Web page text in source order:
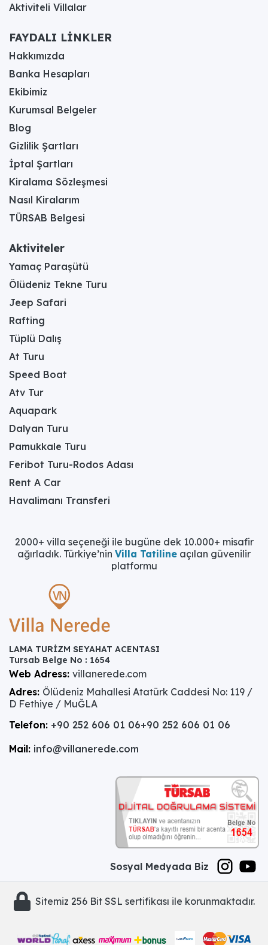
Aktiviteli Villalar
FAYDALI LİNKLER
Hakkımızda
Banka Hesapları
Ekibimiz
Kurumsal Belgeler
Blog
Gizlilik Şartları
İptal Şartları
Kiralama Sözleşmesi
Nasıl Kiralarım
TÜRSAB Belgesi
Aktiviteler
Yamaç Paraşütü
Ölüdeniz Tekne Turu
Jeep Safari
Rafting
Tüplü Dalış
At Turu
Speed Boat
Atv Tur
Aquapark
Dalyan Turu
Pamukkale Turu
Feribot Turu-Rodos Adası
Rent A Car
Havalimanı Transferi
2000+ villa seçeneği ile bugüne dek 10.000+ misafir
ağırladık. Türkiye’nin Villa Tatiline açılan güvenilir
platformu
LAMA TURİZM SEYAHAT ACENTASI
Tursab Belge No : 1654
Web Adress: villanerede.com
Adres: Ölüdeniz Mahallesi Atatürk Caddesi No: 119 /
D Fethiye / MuĞLA
Telefon: +90 252 606 01 06+90 252 606 01 06
Mail: info@villanerede.com
Sosyal Medyada Biz
Sitemiz 256 Bit SSL sertifikası ile korunmaktadır.